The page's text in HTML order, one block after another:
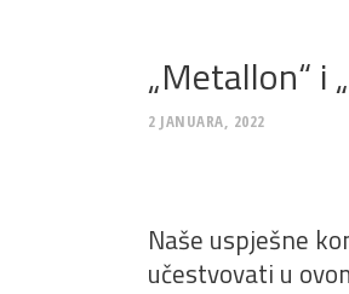
„Metallon“ i
2 JANUARA, 2022
Naše uspješne
učestvovati u